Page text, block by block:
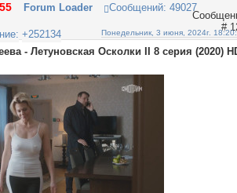
Понедельник, 3 июня, 2024г.
Forum Loader Сообщений: 49027
+252134
- Летуновская Осколки II 8 серия (2020)